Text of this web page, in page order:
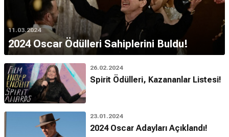
11.03.2024
2024 Oscar Ödülleri Sahiplerini Buldu!
26.02.2024
Spirit Ödülleri, Kazananlar Listesi!
23.01.2024
2024 Oscar Adayları Açıklandı!